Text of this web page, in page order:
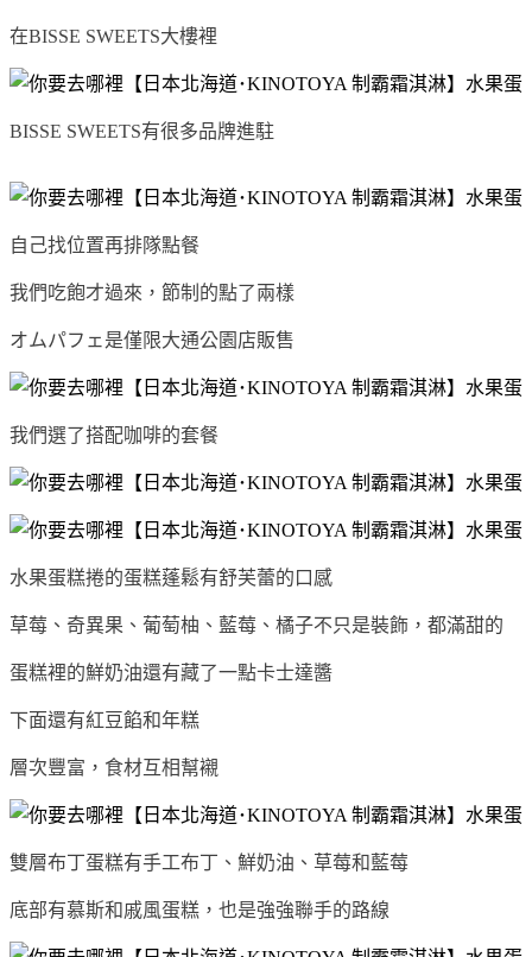
在BISSE SWEETS大樓裡
BISSE SWEETS有很多品牌進駐
自己找位置再排隊點餐
我們吃飽才過來，節制的點了兩樣
オムパフェ是僅限大通公園店販售
我們選了搭配咖啡的套餐
水果蛋糕捲的蛋糕蓬鬆有舒芙蕾的口感
草莓、奇異果、葡萄柚、藍莓、橘子不只是裝飾，都滿甜的
蛋糕裡的鮮奶油還有藏了一點卡士達醬
下面還有紅豆餡和年糕
層次豐富，食材互相幫襯
雙層布丁蛋糕有手工布丁、鮮奶油、草莓和藍莓
底部有慕斯和戚風蛋糕，也是強強聯手的路線